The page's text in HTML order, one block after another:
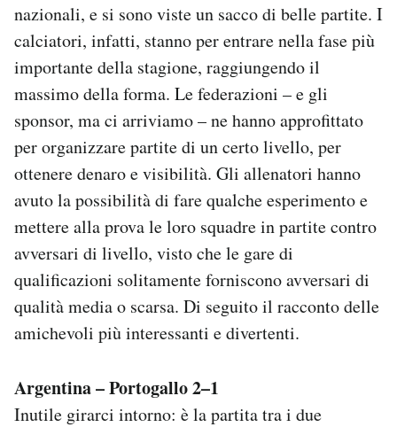
SHOP
CALENDARIO
AREA PERSONALE
Notifiche mobile
Regala il Post
Hai bisogno di aiuto?
Esci
nazionali, e si sono viste un sacco di belle partite. I
calciatori, infatti, stanno per entrare nella fase più
importante della stagione, raggiungendo il
massimo della forma. Le federazioni – e gli
sponsor, ma ci arriviamo – ne hanno approfittato
per organizzare partite di un certo livello, per
ottenere denaro e visibilità. Gli allenatori hanno
avuto la possibilità di fare qualche esperimento e
mettere alla prova le loro squadre in partite contro
avversari di livello, visto che le gare di
qualificazioni solitamente forniscono avversari di
qualità media o scarsa. Di seguito il racconto delle
amichevoli più interessanti e divertenti.
Argentina – Portogallo 2–1
Inutile girarci intorno: è la partita tra i due